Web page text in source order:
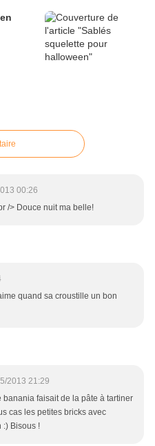
00:26
/> Douce nuit ma belle!
quand sa croustille un bon
2013 21:29
faisait de la pâte à tartiner
cas les petites bricks avec
:) Bisous !